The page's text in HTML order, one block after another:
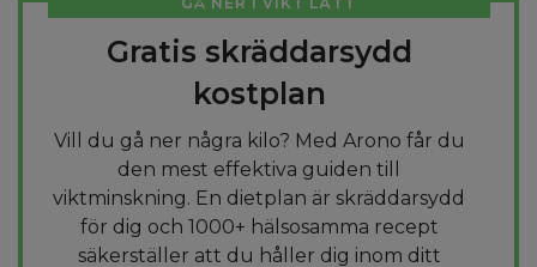
Gratis skräddarsydd
kostplan
Vill du gå ner några kilo? Med Arono får du
den mest effektiva guiden till
viktminskning. En dietplan är skräddarsydd
för dig och 1000+ hälsosamma recept
säkerställer att du håller dig inom ditt